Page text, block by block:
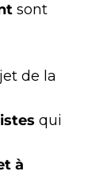
sont
de la
qui
à